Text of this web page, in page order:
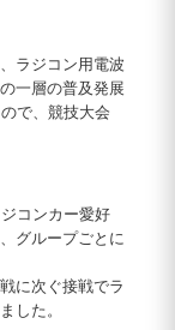
ラジコン用電波
一層の普及発展
で、競技大会
コンカー愛好
グループごとに
に次ぐ接戦でラ
した。